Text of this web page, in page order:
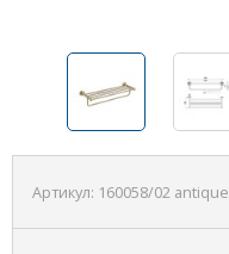
Артикул: 160058/02 antique